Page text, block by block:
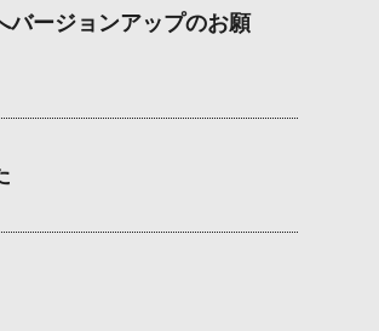
バージョンアップのお願